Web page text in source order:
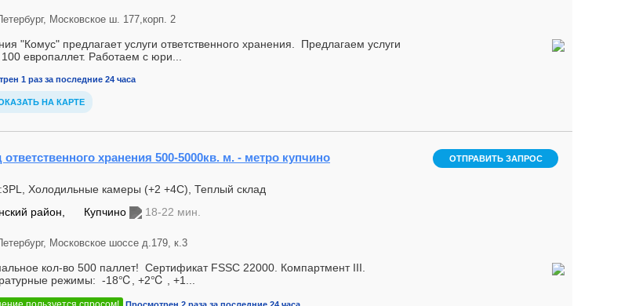
Московское ш. 177,корп. 2
"Комус" предлагает услуги ответственного хранения. Предлагаем услуги
европаллет. Работаем с юри...
1 раз за последние 24 часа
НА КАРТЕ
хранения 500-5000кв. м. - метро купчино
Холодильные камеры (+2 +4С), Теплый склад
район,
Купчино 18-22 мин.
Московское шоссе д.179, к.3
кол-во 500 паллет! Сертификат FSSC 22000. Компартмент III.
режимы: -18℃, +2℃ , +1...
ОТПРАВИТЬ ЗАПРОС